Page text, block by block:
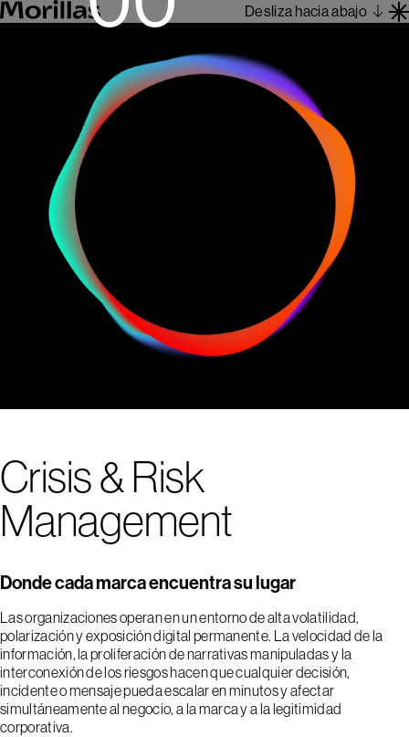
Desliza hacia abajo
Barcelona 1962
Sobre Nosotros
Contacto
Crisis & Risk
Management
Donde cada marca encuentra su lugar
Las organizaciones operan en un entorno de alta volatilidad,
polarización y exposición digital permanente. La velocidad de la
información, la proliferación de narrativas manipuladas y la
interconexión de los riesgos hacen que cualquier decisión,
incidente o mensaje pueda escalar en minutos y afectar
simultáneamente al negocio, a la marca y a la legitimidad
corporativa.